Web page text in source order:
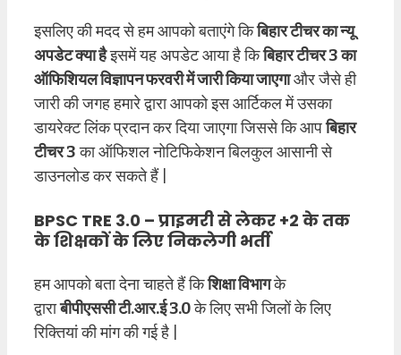
इसलिए की मदद से हम आपको बताएंगे किबिहार टीचर का न्यू
अपडेट क्या हैइसमें यह अपडेट आया है किबिहार टीचर 3 का
ऑफिशियल विज्ञापन फरवरी में जारी किया जाएगाऔर जैसे ही
जारी की जगह हमारे द्वारा आपको इस आर्टिकल में उसका
डायरेक्ट लिंक प्रदान कर दिया जाएगा जिससे कि आपबिहार
टीचर 3का ऑफिशल नोटिफिकेशन बिलकुल आसानी से
डाउनलोड कर सकते हैं |
BPSC TRE 3.0 – प्राइमरी से लेकर +2 के तक
के शिक्षकों के लिए निकलेगी भर्ती
हम आपको बता देना चाहते हैं किशिक्षा विभागके
द्वाराबीपीएससी टी.आर.ई 3.0के लिए सभी जिलों के लिए
रिक्तियां की मांग की गई है |